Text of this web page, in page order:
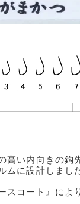
高い内向きの
ムに設計しまし
コート』によ